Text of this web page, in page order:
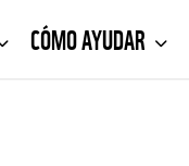
CÓMO AYUDAR